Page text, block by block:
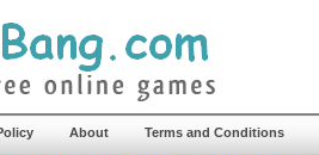
About Terms and Conditions